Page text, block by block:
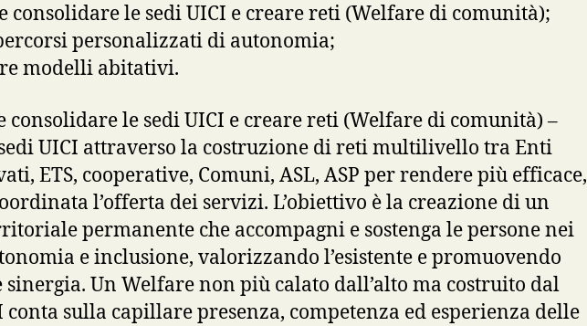
consolidare le sedi UICI e creare reti (Welfare di comunità);
personalizzati di autonomia;
modelli abitativi.
consolidare le sedi UICI e creare reti (Welfare di comunità) –
UICI attraverso la costruzione di reti multilivello tra Enti
ETS, cooperative, Comuni, ASL, ASP per rendere più efficace,
l’offerta dei servizi. L’obiettivo è la creazione di un
permanente che accompagni e sostenga le persone nei
e inclusione, valorizzando l’esistente e promuovendo
Un Welfare non più calato dall’alto ma costruito dal
conta sulla capillare presenza, competenza ed esperienza delle